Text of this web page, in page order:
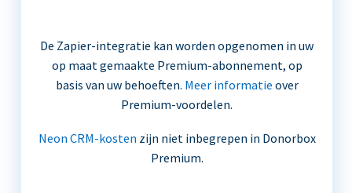
De Zapier-integratie kan worden opgenomen in uw
op maat gemaakte Premium-abonnement, op
basis van uw behoeften. Meer informatie over
Premium-voordelen.
Neon CRM-kosten zijn niet inbegrepen in Donorbox
Premium.